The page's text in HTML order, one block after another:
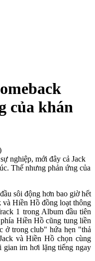
của khán
nghiệp, mới đây cả Jack
Thế nhưng phản ứng của
sôi động hơn bao giờ hết
và Hiền Hồ đồng loạt thông
1 trong Album đầu tiên
Hiền Hồ cũng tung liền
ở trong club" hứa hẹn "thả
và Hiền Hồ chọn cùng
gian im hơi lặng tiếng ngay